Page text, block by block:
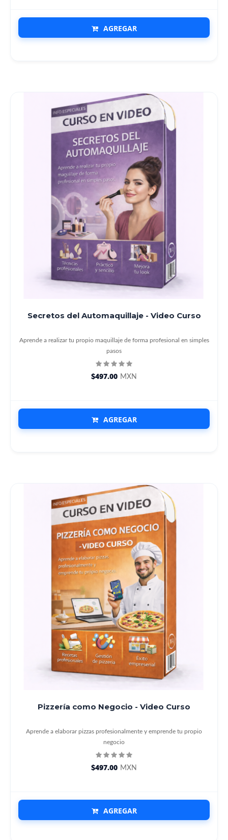
AGREGAR
Secretos del Automaquillaje - Video Curso
Aprende a realizar tu propio maquillaje de forma profesional en simples
pasos
$497.00 MXN
AGREGAR
Pizzería como Negocio - Video Curso
Aprende a elaborar pizzas profesionalmente y emprende tu propio
negocio
$497.00 MXN
AGREGAR